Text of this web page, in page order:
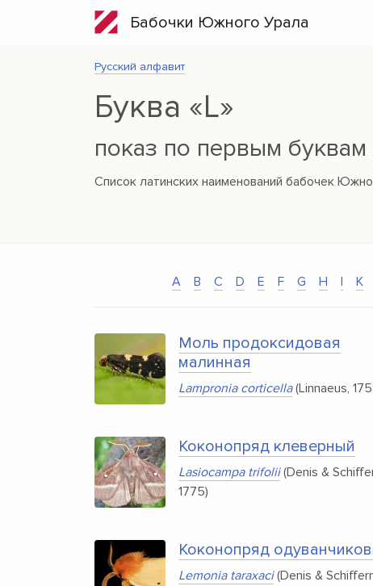
Бабочки Южного Урала
Русский алфавит
Буква «L»
показ по первым буквам
Список латинских наименований бабочек
A B C D E F G H I K
Моль продоксидовая
малинная
Lampronia corticella(Linnaeus,
Коконопряд клеверный
Lasiocampa trifolii(Denis &
1775)
Коконопряд
Lemonia taraxaci(Denis &